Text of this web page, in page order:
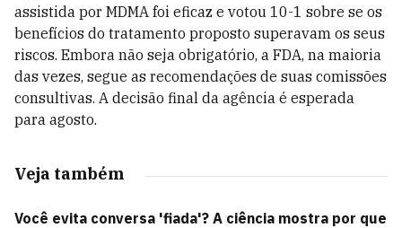
assistida por MDMA foi eficaz e votou 10-1 sobre se os
benefícios do tratamento proposto superavam os seus
riscos. Embora não seja obrigatório, a FDA, na maioria
das vezes, segue as recomendações de suas comissões
consultivas. A decisão final da agência é esperada
para agosto.
Veja também
Você evita conversa 'fiada'? A ciência mostra por que